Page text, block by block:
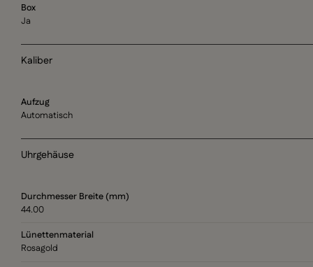
Box
Ja
Kaliber
Aufzug
Automatisch
Uhrgehäuse
Durchmesser Breite (mm)
44.00
Lünettenmaterial
Rosagold